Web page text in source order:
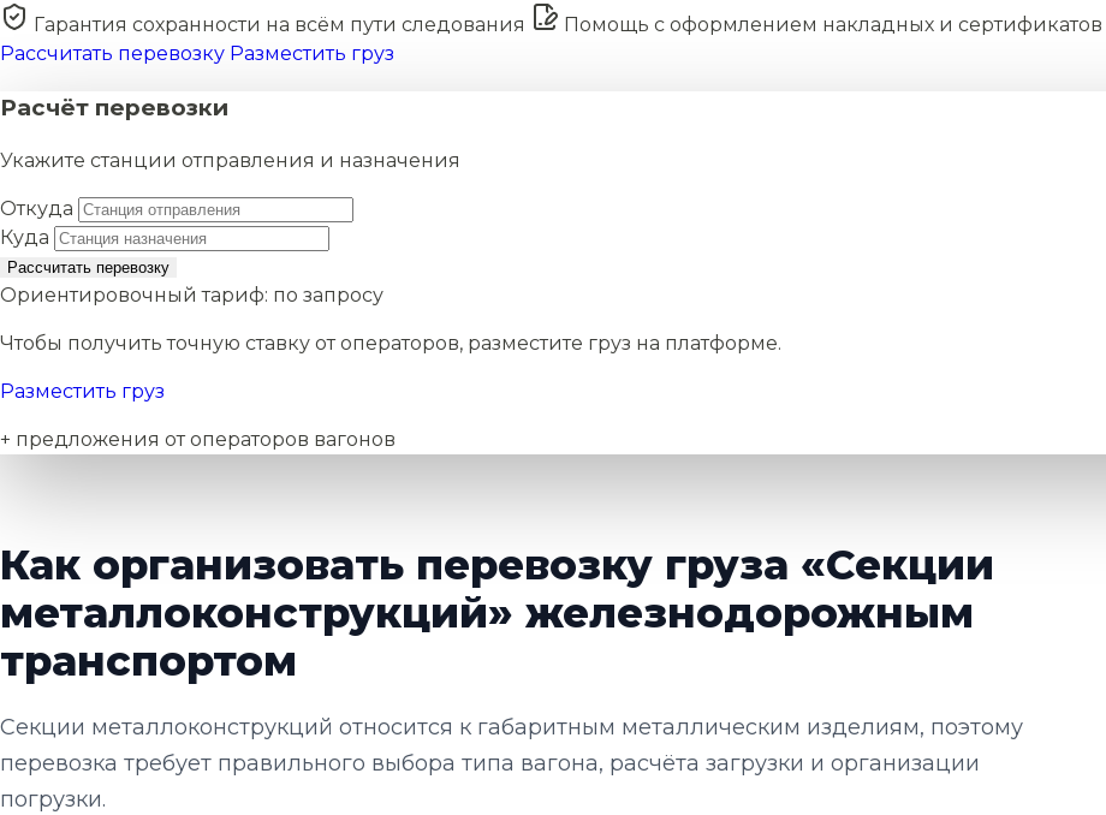
Гарантия сохранности на всём пути следования Помощь с оформлением накладных и сертификатов
Рассчитать перевозку Разместить груз
Расчёт перевозки
Укажите станции отправления и назначения
Откуда
Куда
Рассчитать перевозку
Ориентировочный тариф: по запросу
Чтобы получить точную ставку от операторов, разместите груз на платформе.
Разместить груз
+ предложения от операторов вагонов
Как организовать перевозку груза «Секции
металлоконструкций» железнодорожным
транспортом
Секции металлоконструкций относится к габаритным металлическим изделиям, поэтому
перевозка требует правильного выбора типа вагона, расчёта загрузки и организации
погрузки.